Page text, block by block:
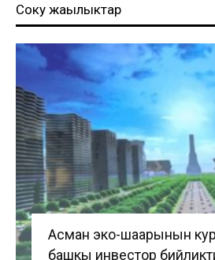
Соңку жаңылыктар
Асман эко-шаарынын
башкы инвестор